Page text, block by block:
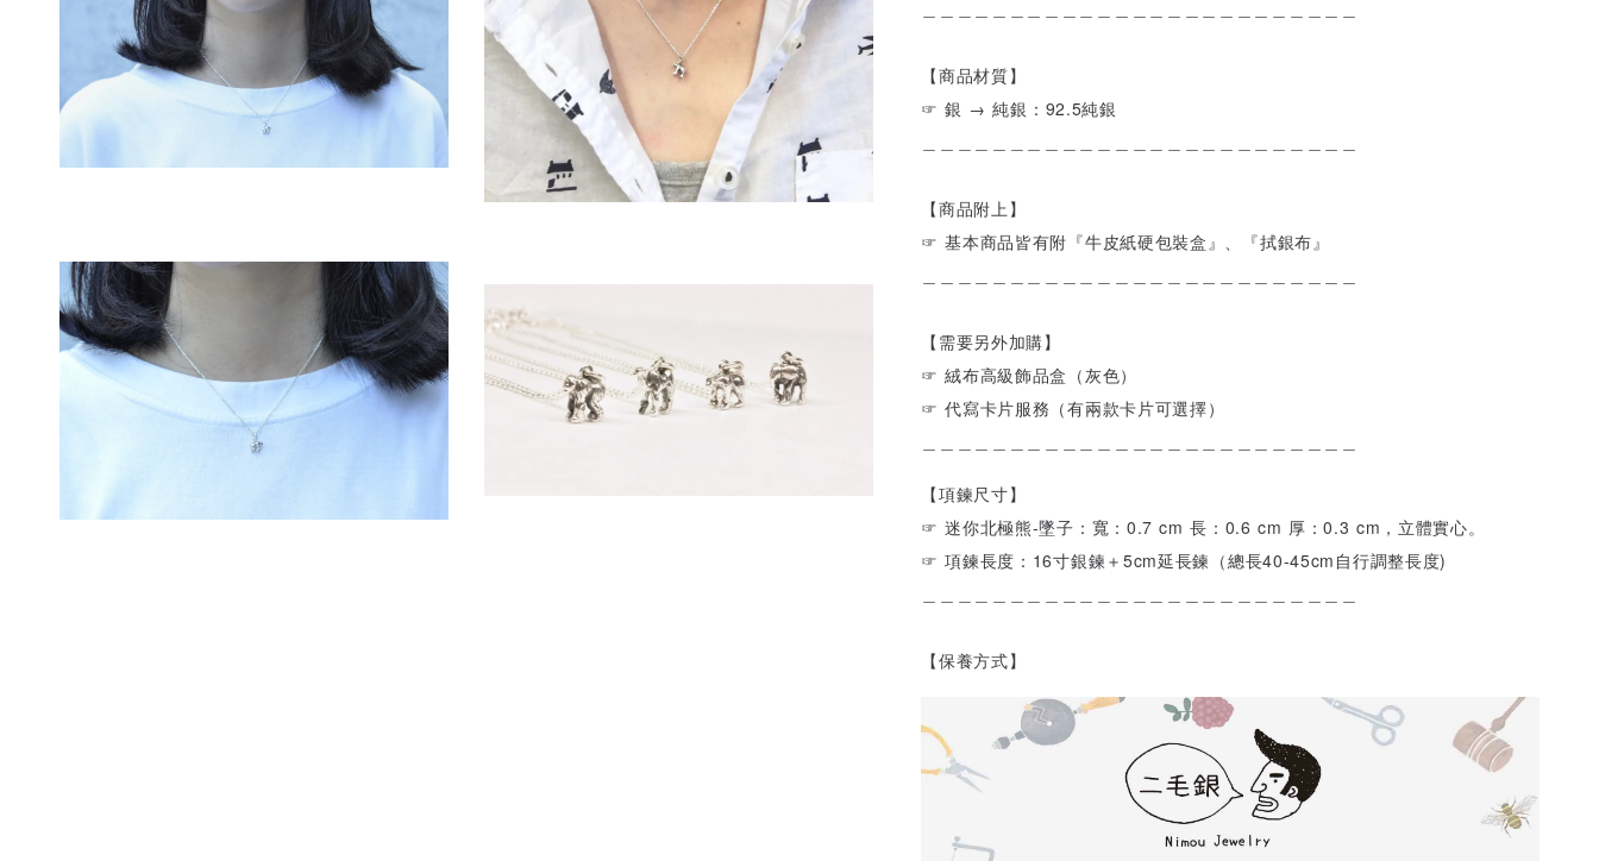
【商品材質】
☞ 銀 → 純銀：92.5純銀
【商品附上】
☞ 基本商品皆有附『牛皮紙硬包裝盒』、『拭銀布』
【需要另外加購】
☞ 絨布高級飾品盒（灰色）
☞ 代寫卡片服務（有兩款卡片可選擇）
【項鍊尺寸】
☞ 迷你北極熊-墜子：寬：0.7 cm 長：0.6 cm 厚：0.3 cm，立體實心。
☞ 項鍊長度：16寸銀鍊＋5cm延長鍊（總長40-45cm自行調整長度)
【保養方式】